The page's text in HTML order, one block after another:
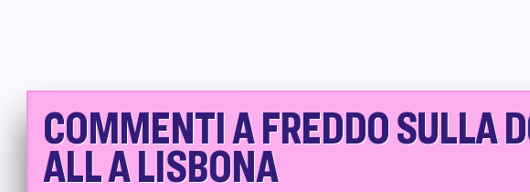
COMMENTI A FREDDO SULLA
ALL A LISBONA